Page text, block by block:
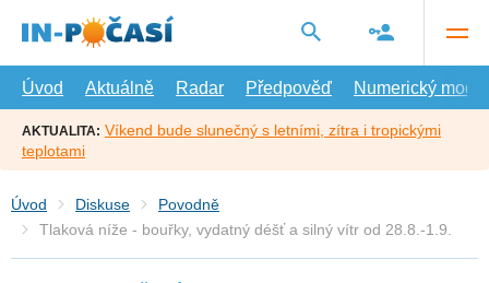
hlavní
Úvod
Aktuálně Radar Předpověď Numerický model
AKTUALITA: Víkend bude slunečný s letními, zítra i tropickými
teplotami
Úvod Diskuse
Povodně
Tlaková níže - bouřky, vydatný déšť a silný vítr od 28.8.-1.9.